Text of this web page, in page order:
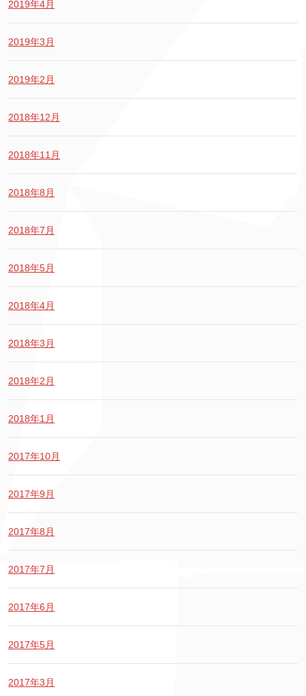
2019年4月
2019年3月
2019年2月
2018年12月
2018年11月
2018年8月
2018年7月
2018年5月
2018年4月
2018年3月
2018年2月
2018年1月
2017年10月
2017年9月
2017年8月
2017年7月
2017年6月
2017年5月
2017年3月